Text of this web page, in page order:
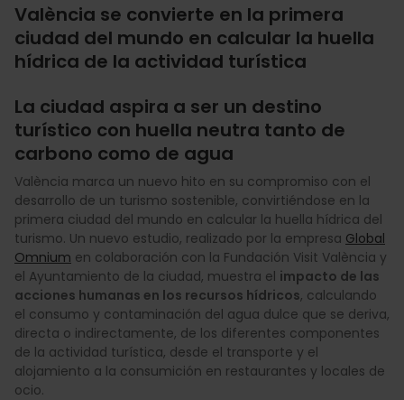
València se convierte en la primera
ciudad del mundo en calcular la huella
hídrica de la actividad turística
La ciudad aspira a ser un destino
turístico con huella neutra tanto de
carbono como de agua
València marca un nuevo hito en su compromiso con el
desarrollo de un turismo sostenible, convirtiéndose en la
primera ciudad del mundo en calcular la huella hídrica del
turismo. Un nuevo estudio, realizado por la empresa Global
Omnium en colaboración con la Fundación Visit València y
el Ayuntamiento de la ciudad, muestra el impacto de las
acciones humanas en los recursos hídricos, calculando
el consumo y contaminación del agua dulce que se deriva,
directa o indirectamente, de los diferentes componentes
de la actividad turística, desde el transporte y el
alojamiento a la consumición en restaurantes y locales de
ocio.